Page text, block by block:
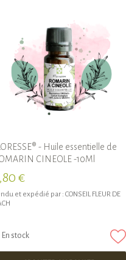
- Huile essentielle de
CINEOLE -10Ml
€
et expédié par : CONSEIL FLEUR DE
En stock